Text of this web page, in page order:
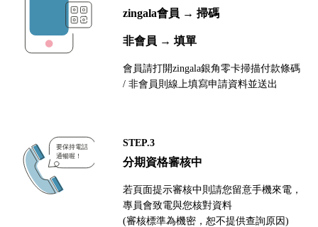
zingala會員 → 掃碼
非會員 → 填單
會員請打開zingala銀角零卡掃描付款條碼
/ 非會員則線上填寫申請資料並送出
STEP.3
分期資格審核中
若頁面提示審核中則請您留意手機來電，
專員會致電與您核對資料
(審核標準為機密，恕不提供查詢原因)